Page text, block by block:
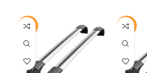
-12% -12%